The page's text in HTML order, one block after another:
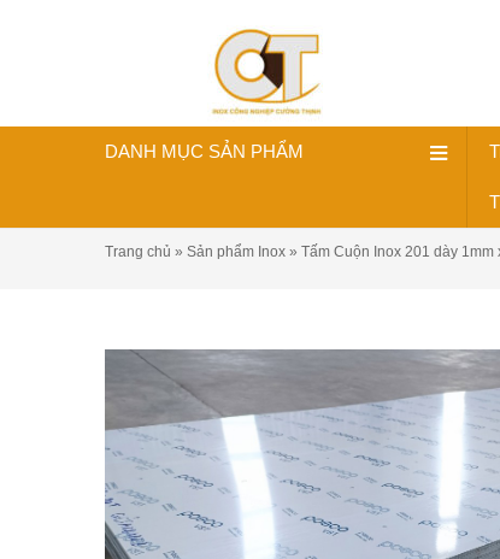
DANH MỤC SẢN PHẨM
Trang chủ » Sản phẩm Inox » Tấm Cuộn Inox 201 dày